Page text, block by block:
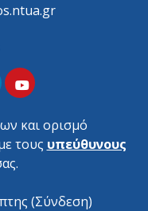
και ορισμό
τους υπεύθυνους
(Σύνδεση)